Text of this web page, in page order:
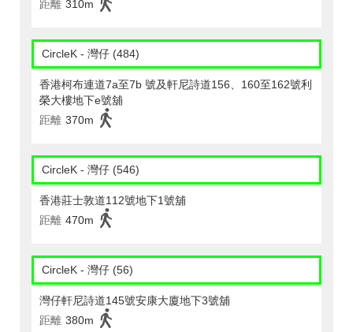
距離 310m
CircleK - 灣仔 (484)
香港柯布連道7a至7b 號及軒尼詩道156、160至162號利
榮大樓地下e號舖
距離 370m
CircleK - 灣仔 (546)
香港莊士敦道112號地下1號舖
距離 470m
CircleK - 灣仔 (56)
灣仔軒尼詩道145號安康大廈地下3號舖
距離 380m